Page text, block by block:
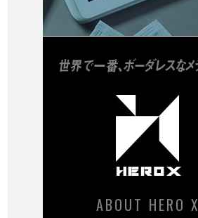
ABOUT HERO X